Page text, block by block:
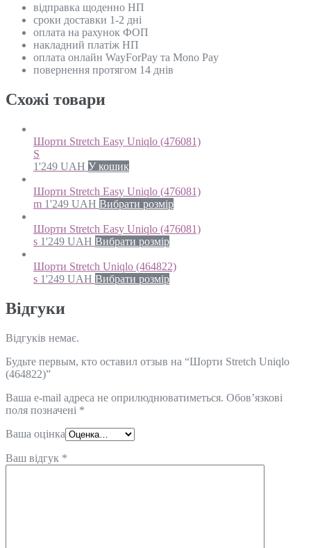
відправка щоденно НП
сроки доставки 1-2 дні
оплата на рахунок ФОП
накладний платіж НП
оплата онлайн WayForPay та Mono Pay
повернення протягом 14 днів
Схожi товари
Шорти Stretch Easy Uniqlo (476081)
S
1'249 UAH У кошик
Шорти Stretch Easy Uniqlo (476081)
m 1'249 UAH Вибрати розмір
Шорти Stretch Easy Uniqlo (476081)
s 1'249 UAH Вибрати розмір
Шорти Stretch Uniqlo (464822)
s 1'249 UAH Вибрати розмір
Відгуки
Відгуків немає.
Будьте первым, кто оставил отзыв на “Шорти Stretch Uniqlo
(464822)”
Ваша e-mail адреса не оприлюднюватиметься. Обов’язкові
поля позначені *
Ваша оцінка
Ваш відгук *